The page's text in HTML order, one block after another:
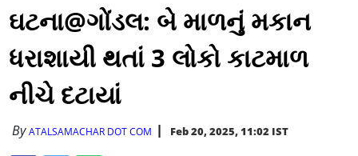
ઘટના@ગોંડલ: બે માળનું મકાન
ધરાશાયી થતાં 3 લોકો કાટમાળ
નીચે દટાયાં
ByATALSAMACHAR DOT COM Feb 20, 2025, 11:02 IST